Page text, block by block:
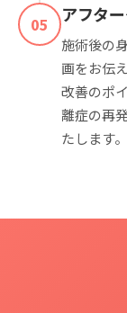
05 アフタ
施術後の
画をお伝
改善のポ
離症の再
たします。